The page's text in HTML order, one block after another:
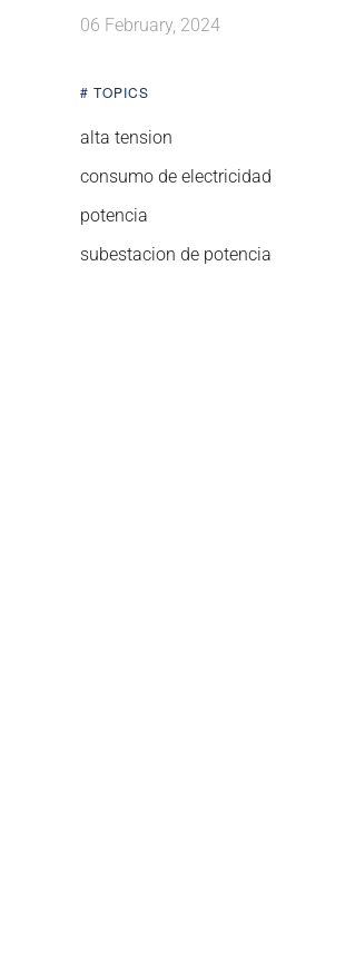
06 February, 2024
# TOPICS
alta tension
consumo de electricidad
potencia
subestacion de potencia